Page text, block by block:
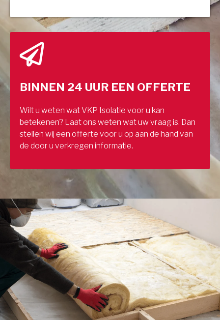
BINNEN 24 UUR EEN OFFERTE
Wilt u weten wat VKP Isolatie voor u kan
betekenen? Laat ons weten wat uw vraag is. Dan
stellen wij een offerte voor u op aan de hand van
de door u verkregen informatie.